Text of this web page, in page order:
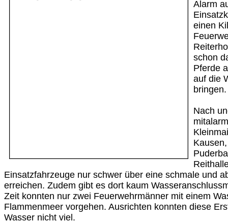
Alarm
einen
schon
Pferde
auf die
bringen.
Nach
Einsatzfahrzeuge nur schwer über eine schmale und
erreichen. Zudem gibt es dort kaum
Zeit konnten nur zwei Feuerwehrmänner mit einem
Flammenmeer vorgehen. Ausrichten konnten diese
Wasser nicht viel.